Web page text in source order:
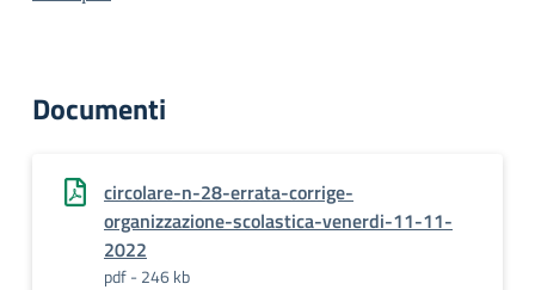
Documenti
circolare-n-28-errata-corrige-
organizzazione-scolastica-venerdi-11-11-
2022
pdf - 246 kb